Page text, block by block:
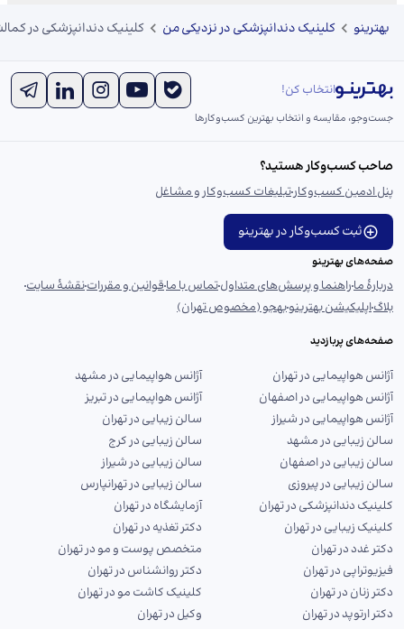
بهترینو کلینیک دندانپزشکی در نزدیکی من کلینیک دندانپزشکی در
انتخاب کن!
جست‌و‌جو، مقایسه و انتخاب بهترین کسب‌وکارها
صاحب کسب‌وکار هستید؟
پنل ادمین کسب‌وکارتبلیغات کسب‌وکار و مشاغل
ثبت کسب‌وکار در بهترینو
صفحه‌های بهترینو
دربارهٔ ماراهنما و پرسش‌های متداولتماس با ماقوانین و مقرراتنقشهٔ سایت
بلاگاپلیکیشن بهترینوبهجو (مخصوص تهران)
صفحه‌های پربازدید
آژانس هواپیمایی در تهران
آژانس هواپیمایی در مشهد
آژانس هواپیمایی در اصفهان
آژانس هواپیمایی در تبریز
آژانس هواپیمایی در شیراز
سالن زیبایی در تهران
سالن زیبایی در مشهد
سالن زیبایی در کرج
سالن زیبایی در اصفهان
سالن زیبایی در شیراز
سالن زیبایی در پیروزی
سالن زیبایی در تهرانپارس
کلینیک دندانپزشکی در تهران
آزمایشگاه در تهران
کلینیک زیبایی در تهران
دکتر تغذیه در تهران
دکتر غدد در تهران
متخصص پوست و مو در تهران
فیزیوتراپی در تهران
دکتر روانشناس در تهران
دکتر زنان در تهران
کلینیک کاشت مو در تهران
دکتر ارتوپد در تهران
وکیل در تهران